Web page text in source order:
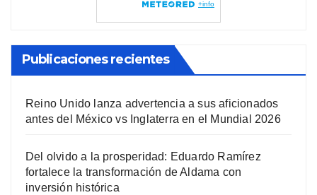
Publicaciones recientes
Reino Unido lanza advertencia a sus aficionados
antes del México vs Inglaterra en el Mundial 2026
Del olvido a la prosperidad: Eduardo Ramírez
fortalece la transformación de Aldama con
inversión histórica